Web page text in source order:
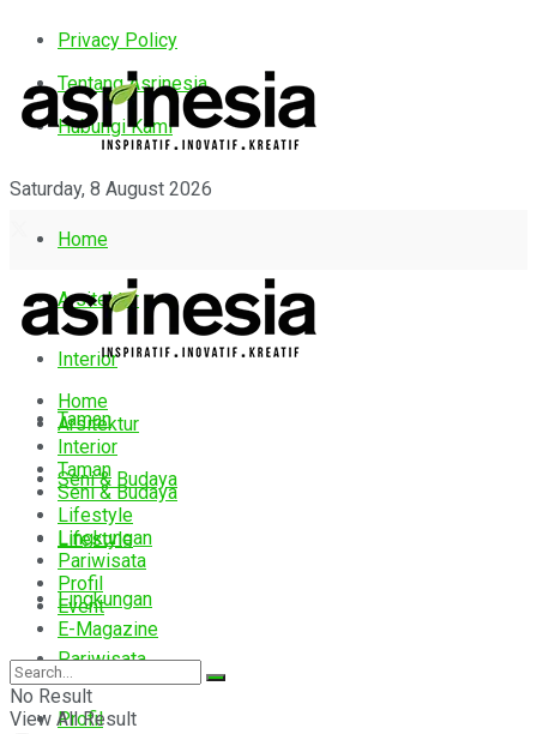
Privacy Policy
Tentang Asrinesia
Hubungi Kami
Saturday, 8 August 2026
Home
Arsitektur
Interior
Taman
Seni & Budaya
Lifestyle
Lingkungan
Pariwisata
Profil
Home
Arsitektur
Interior
Taman
Seni & Budaya
Lifestyle
Lingkungan
Pariwisata
Profil
Event
E-Magazine
No Result
View All Result